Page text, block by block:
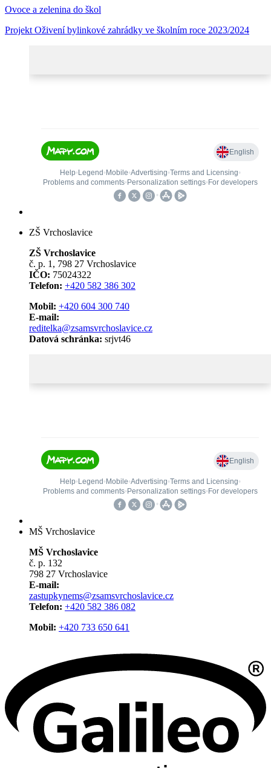
Ovoce a zelenina do škol
Projekt Oživení bylinkové zahrádky ve školním roce 2023/2024
ZŠ Vrchoslavice
ZŠ Vrchoslavice
č. p. 1, 798 27 Vrchoslavice
IČO: 75024322
Telefon: +420 582 386 302
Mobil: +420 604 300 740
E-mail:
reditelka@zsamsvrchoslavice.cz
Datová schránka: srjvt46
MŠ Vrchoslavice
MŠ Vrchoslavice
č. p. 132
798 27 Vrchoslavice
E-mail:
zastupkynems@zsamsvrchoslavice.cz
Telefon: +420 582 386 082
Mobil: +420 733 650 641